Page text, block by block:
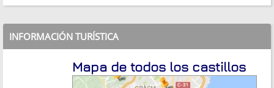
INFORMACIÓN TURÍSTICA
Mapa de todos los castillos